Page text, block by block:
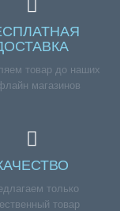
товар до наших
магазинов
только
товар